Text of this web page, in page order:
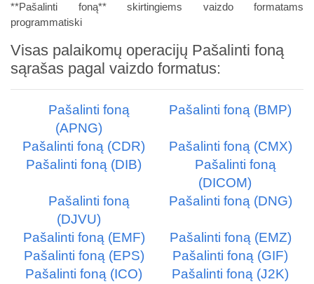
**Pašalinti foną** skirtingiems vaizdo formatams
programmatiski
Visas palaikomų operacijų Pašalinti foną
sąrašas pagal vaizdo formatus:
Pašalinti foną
(APNG)
Pašalinti foną (BMP)
Pašalinti foną (CDR)
Pašalinti foną (CMX)
Pašalinti foną (DIB)
Pašalinti foną
(DICOM)
Pašalinti foną
(DJVU)
Pašalinti foną (DNG)
Pašalinti foną (EMF)
Pašalinti foną (EMZ)
Pašalinti foną (EPS)
Pašalinti foną (GIF)
Pašalinti foną (ICO)
Pašalinti foną (J2K)